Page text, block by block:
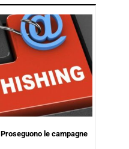
le campagne